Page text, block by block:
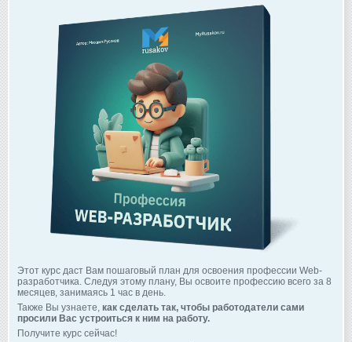
Этот курс даст Вам пошаговый план для освоения профессии Web-
разработчика. Следуя этому плану, Вы освоите профессию всего за 8
месяцев, занимаясь 1 час в день.
Также Вы узнаете, как сделать так, чтобы работодатели сами
просили Вас устроиться к ним на работу.
Получите курс сейчас!